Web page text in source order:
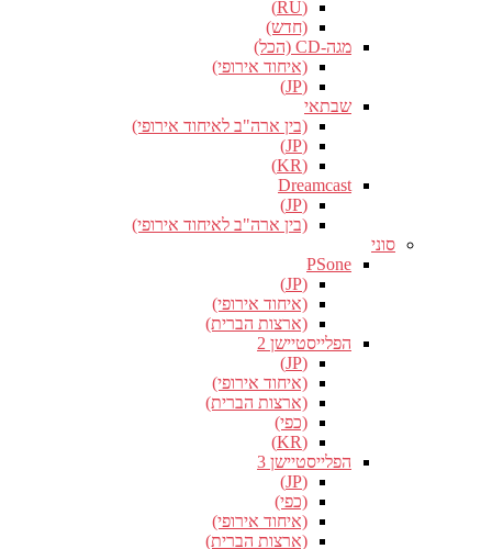
(RU)
(חדש)
מגה-CD (הכל)
(איחוד אירופי)
(JP)
שבתאי
(בין ארה"ב לאיחוד אירופי)
(JP)
(KR)
Dreamcast
(JP)
(בין ארה"ב לאיחוד אירופי)
סוני
PSone
(JP)
(איחוד אירופי)
(ארצות הברית)
הפלייסטיישן 2
(JP)
(איחוד אירופי)
(ארצות הברית)
(כפי)
(KR)
הפלייסטיישן 3
(JP)
(כפי)
(איחוד אירופי)
(ארצות הברית)